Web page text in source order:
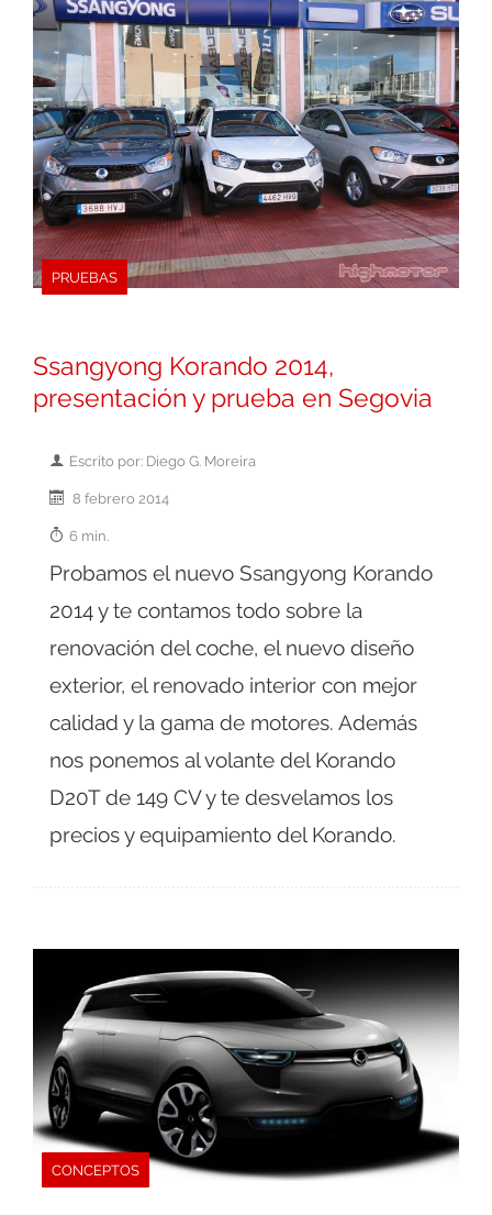
PRUEBAS
Ssangyong Korando 2014,
presentación y prueba en Segovia
Escrito por: Diego G. Moreira
8 febrero 2014
6 min.
Probamos el nuevo Ssangyong Korando
2014 y te contamos todo sobre la
renovación del coche, el nuevo diseño
exterior, el renovado interior con mejor
calidad y la gama de motores. Además
nos ponemos al volante del Korando
D20T de 149 CV y te desvelamos los
precios y equipamiento del Korando.
CONCEPTOS